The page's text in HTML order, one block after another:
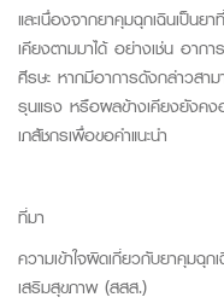
และเนื่องจากยาคุมฉุกเฉินเป็น
เคียงตามมาได้ อย่างเช่น อา
ศีรษะ หากมีอาการดังกล่าวสา
รุนแรง หรือผลข้างเคียงยังค
เภสัชกรเพื่อขอคำแนะนำ
ที่มา
ความเข้าใจผิดเกี่ยวกับยาคุมฉุก
เสริมสุขภาพ (สสส.)